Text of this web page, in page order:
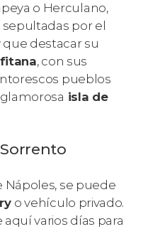
o Herculano,
por el
que destacar su
, con sus
pueblos
isla de
Nápoles, se puede
o vehículo privado.
varios días para